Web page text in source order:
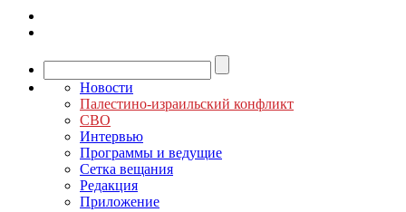
Новости
Палестино-израильский конфликт
СВО
Интервью
Программы и ведущие
Сетка вещания
Редакция
Приложение